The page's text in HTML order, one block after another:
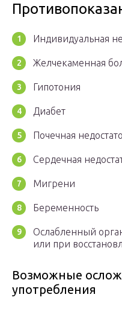
Индивидуальная
Желчекаменная
Гипотония
Диабет
Почечная
Сердечная
Мигрени
Беременность
Ослабленный
или при
Возможные
употребления